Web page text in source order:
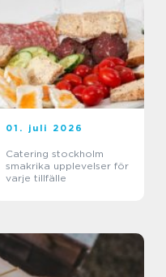
01. juli 2026
Catering stockholm
smakrika upplevelser för
varje tillfälle